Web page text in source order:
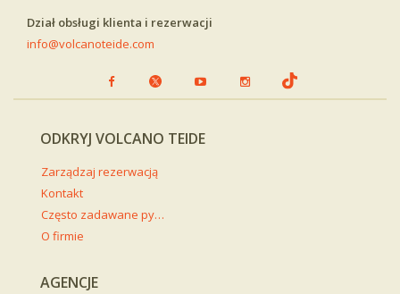
Dział obsługi klienta i rezerwacji
info@volcanoteide.com
ODKRYJ VOLCANO TEIDE
Zarządzaj rezerwacją
Kontakt
Często zadawane pytania
O firmie
AGENCJE